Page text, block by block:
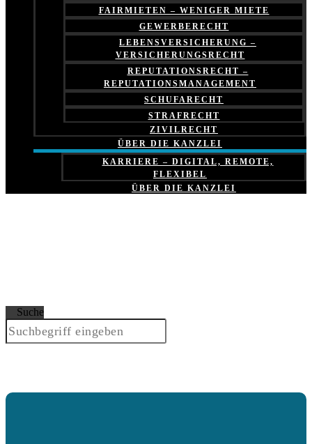
FAIRMIETEN – WENIGER MIETE
GEWERBERECHT
LEBENSVERSICHERUNG –
VERSICHERUNGSRECHT
REPUTATIONSRECHT –
REPUTATIONSMANAGEMENT
SCHUFARECHT
STRAFRECHT
ZIVILRECHT
ÜBER DIE KANZLEI
KARRIERE – DIGITAL, REMOTE,
FLEXIBEL
ÜBER DIE KANZLEI
Suche